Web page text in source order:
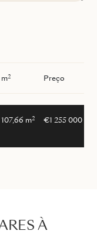
m2 Preço
107,66 m2 €1 255 000
À